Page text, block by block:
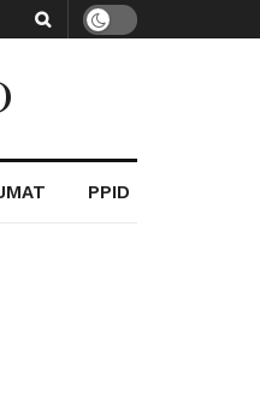
PPID